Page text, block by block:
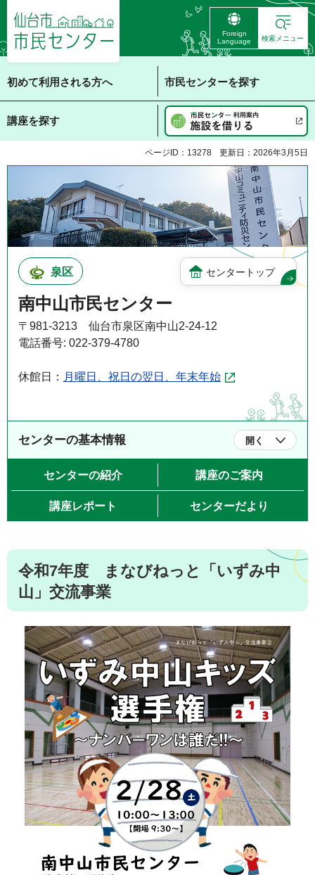
仙台市 市民センタ
ー
Foreign
Language
検索メニュー
初めて利用される方へ 市民センターを探す
講座を探す
ページID：13278 更新日：2026年3月5日
泉区 センタートップ
南中山市民センター
〒981-3213 仙台市泉区南中山2-24-12
電話番号: 022-379-4780
休館日： 月曜日、祝日の翌日、年末年始
センターの基本情報 開く
センターの紹介 講座のご案内
講座レポート センターだより
令和7年度 まなびねっと「いずみ中
山」交流事業